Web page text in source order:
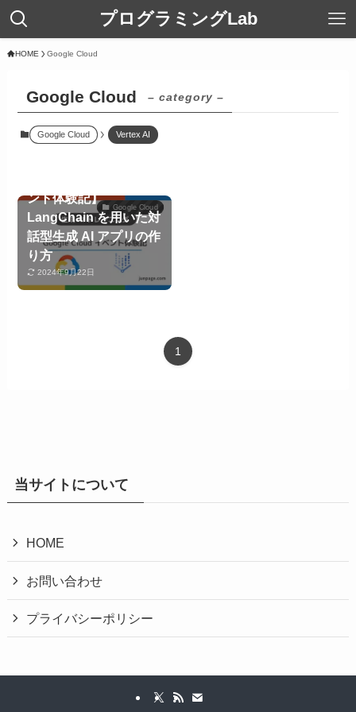
プログラミングLab
HOME Google Cloud
Google Cloud – category –
Google Cloud Vertex AI
Google Cloud
ント体験記】
LangChain を用いた対
話型生成 AI アプリの作
り方
2024年9月22日
1
当サイトについて
HOME
お問い合わせ
プライバシーポリシー